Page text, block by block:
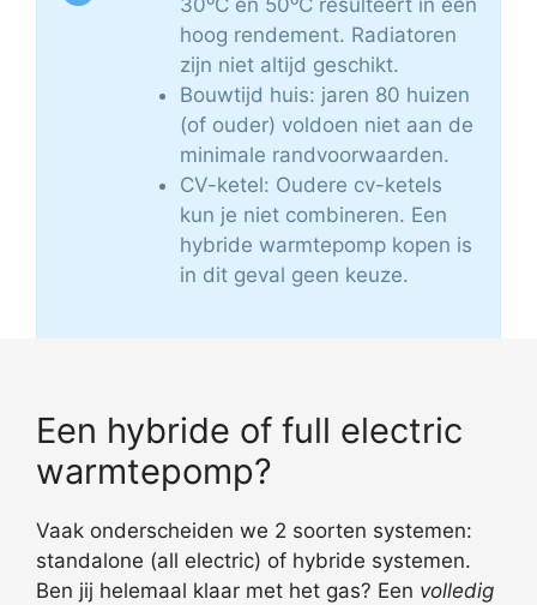
hoog rendement. Radiatoren
zijn niet altijd geschikt.
Bouwtijd huis: jaren 80 huizen
(of ouder) voldoen niet aan de
minimale randvoorwaarden.
CV-ketel: Oudere cv-ketels
kun je niet combineren. Een
hybride warmtepomp kopen is
in dit geval geen keuze.
Een hybride of full electric
warmtepomp?
Vaak onderscheiden we 2 soorten systemen:
standalone (all electric) of hybride systemen.
Ben jij helemaal klaar met het gas? Een volledig